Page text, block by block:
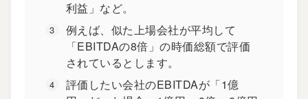
利益」など。
例えば、似た上場会社が平均して
「EBITDAの8倍」の時価総額で評価
されているとします。
評価したい会社のEBITDAが「1億